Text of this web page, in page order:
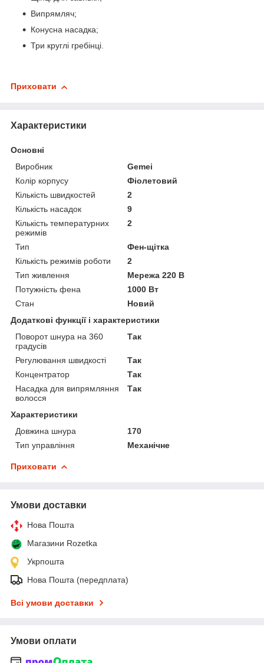
Випрямляч;
Конусна насадка;
Три круглі гребінці.
Приховати
Характеристики
Основні
Виробник
Gemei
Колір корпусу
Фіолетовий
Кількість швидкостей
2
Кількість насадок
9
Кількість температурних
режимів
2
Тип
Фен-щітка
Кількість режимів роботи
2
Тип живлення
Мережа 220 В
Потужність фена
1000 Вт
Стан
Новий
Додаткові функції і характеристики
Поворот шнура на 360
градусів
Так
Регулювання швидкості
Так
Концентратор
Так
Насадка для випрямляння
волосся
Так
Характеристики
Довжина шнура
170
Тип управління
Механічне
Приховати
Умови доставки
Нова Пошта
Магазини Rozetka
Укрпошта
Нова Пошта (передплата)
Всі умови доставки
Умови оплати